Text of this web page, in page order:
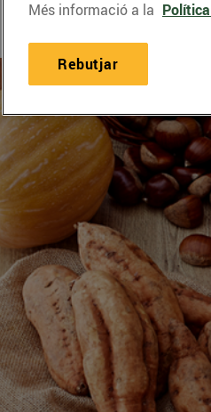
Més informació a la
Rebutjar